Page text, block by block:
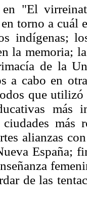
en "El
en torno a
indígenas;
la memoria;
de la
a cabo en
que
más
más
alianzas
España;
de las